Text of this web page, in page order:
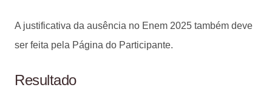
A justificativa da ausência no Enem 2025 também deve
ser feita pela Página do Participante.
Resultado